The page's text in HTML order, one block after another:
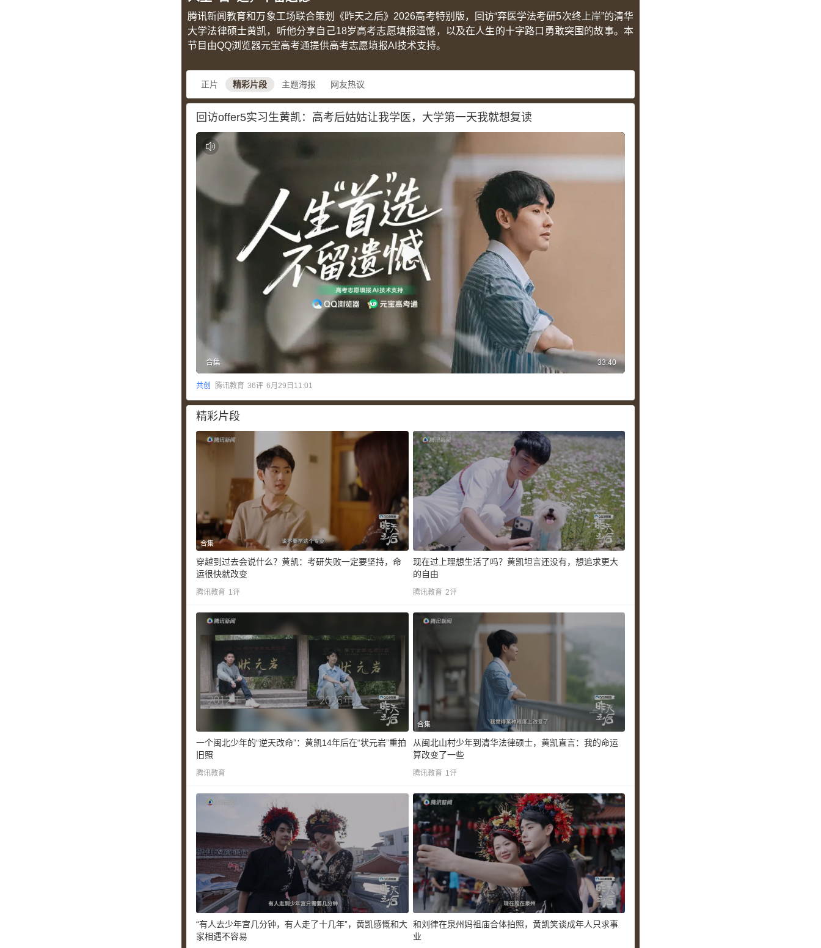
腾讯新闻教育和万象工场联合策划《昨天之后》2026高考特别版，回访“弃医学法考研5次终上岸”的清华
大学法律硕士黄凯，听他分享自己18岁高考志愿填报遗憾，以及在人生的十字路口勇敢突围的故事。本
节目由QQ浏览器元宝高考通提供高考志愿填报AI技术支持。
正片 精彩片段 主题海报 网友热议
回访offer5实习生黄凯：高考后姑姑让我学医，大学第一天我就想复读
合集 33:40
共创 腾讯教育 36评 6月29日11:01
精彩片段
合集
穿越到过去会说什么？黄凯：考研失败一定要坚持，命
运很快就改变
腾讯教育 1 评
现在过上理想生活了吗？黄凯坦言还没有，想追求更大
的自由
腾讯教育 2评
一个闽北少年的“逆天改命”：黄凯14年后在“状元岩”重拍
旧照
腾讯教育
合集
从闽北山村少年到清华法律硕士，黄凯直言：我的命运
算改变了一些
腾讯教育 1评
“有人去少年宫几分钟，有人走了十几年”，黄凯感慨和大
家相遇不容易
和刘律在泉州妈祖庙合体拍照，黄凯笑谈成年人只求事
业